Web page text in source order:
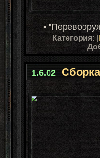
•
Категория: [
1.6.02